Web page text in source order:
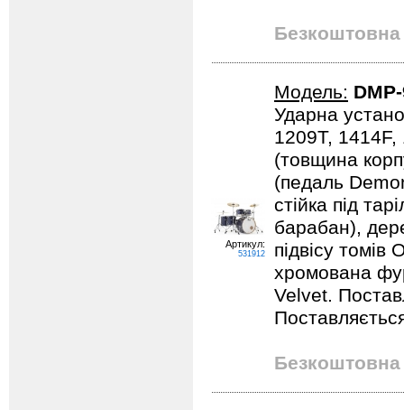
Безкоштовна
Артикул:
531912
Модель:
Ударна
1209T,
(товщина
(педаль
стійка під
барабан),
підвісу
хромована
Velvet.
Безкоштовна